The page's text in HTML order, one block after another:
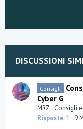
DISCUSSIONI
Consigli
Cyber G
MRZ
Consigli
Risposte 1 9